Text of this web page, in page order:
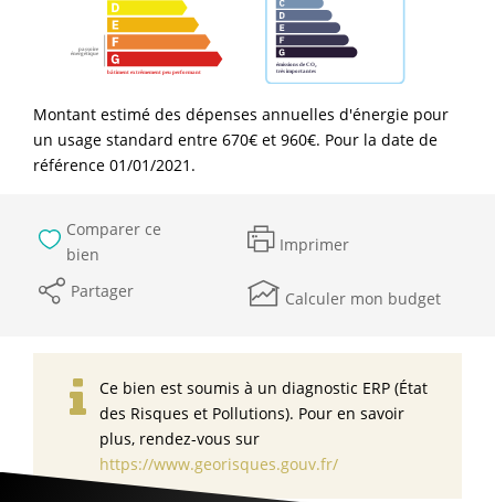
Montant estimé des dépenses annuelles d'énergie pour
un usage standard entre 670€ et 960€. Pour la date de
référence 01/01/2021.
Comparer ce
bien
Imprimer
Partager Calculer mon budget
Ce bien est soumis à un diagnostic ERP (État
des Risques et Pollutions). Pour en savoir
plus, rendez-vous sur
https://www.georisques.gouv.fr/